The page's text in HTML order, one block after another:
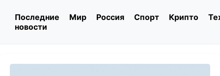
Последние
новости
Мир Россия Спорт Крипто